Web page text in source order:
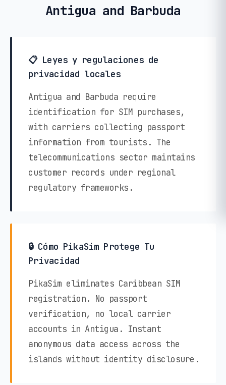
Antigua and Barbuda
📋 Leyes y regulaciones de
privacidad locales
Antigua and Barbuda require
identification for SIM purchases,
with carriers collecting passport
information from tourists. The
telecommunications sector maintains
customer records under regional
regulatory frameworks.
🔒 Cómo PikaSim Protege Tu
Privacidad
PikaSim eliminates Caribbean SIM
registration. No passport
verification, no local carrier
accounts in Antigua. Instant
anonymous data access across the
islands without identity disclosure.